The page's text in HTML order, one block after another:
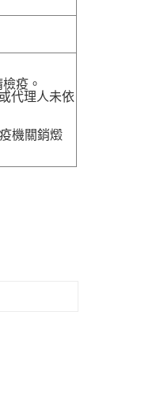
疫。
代理人未依
機關銷燬